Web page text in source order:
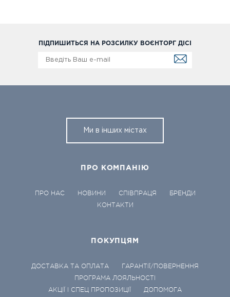
ПІДПИШИТЬСЯ НА РОЗСИЛКУ ВОЄНТОРГ ДІСІ
Ми в інших містах
ПРО КОМПАНІЮ
ПРО НАС НОВИНИ СПІВПРАЦЯ
БРЕНДИ
КОНТАКТИ
ПОКУПЦЯМ
ДОСТАВКА ТА ОПЛАТА
ГАРАНТІЇ/ПОВЕРНЕННЯ
ПРОГРАМА ЛОЯЛЬНОСТІ
АКЦІЇ І СПЕЦ ПРОПОЗИЦІЇ
ДОПОМОГА